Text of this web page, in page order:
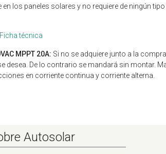
los paneles solares y no requiere de ningún
Ficha técnica
MPPT 20A: Si no se adquiere junto a la
desea. De lo contrario se mandará sin montar.
en corriente continua y corriente alterna.
Autosolar